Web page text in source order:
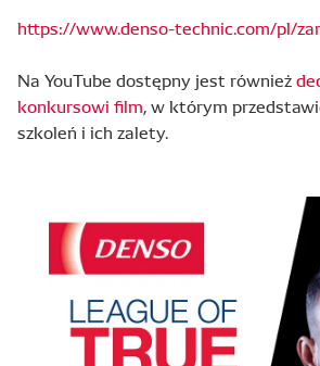
https://www.denso-technic.com/pl/
Na YouTube dostępny jest również
konkursowi film, w którym
szkoleń i ich zalety.